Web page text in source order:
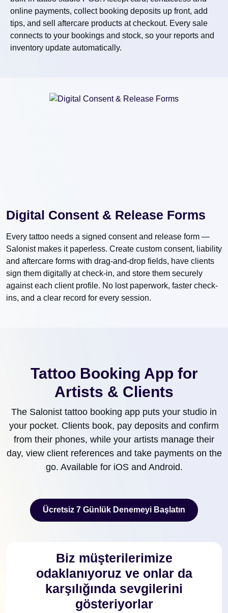
online payments, collect booking deposits up front, add
tips, and sell aftercare products at checkout. Every sale
connects to your bookings and stock, so your reports and
inventory update automatically.
Digital Consent & Release Forms
Every tattoo needs a signed consent and release form —
Salonist makes it paperless. Create custom consent, liability
and aftercare forms with drag-and-drop fields, have clients
sign them digitally at check-in, and store them securely
against each client profile. No lost paperwork, faster check-
ins, and a clear record for every session.
Tattoo Booking App for
Artists & Clients
The Salonist tattoo booking app puts your studio in
your pocket. Clients book, pay deposits and confirm
from their phones, while your artists manage their
day, view client references and take payments on the
go. Available for iOS and Android.
Ücretsiz 7 Günlük Denemeyi Başlatın
Biz müşterilerimize
odaklanıyoruz ve onlar da
karşılığında sevgilerini
gösteriyorlar